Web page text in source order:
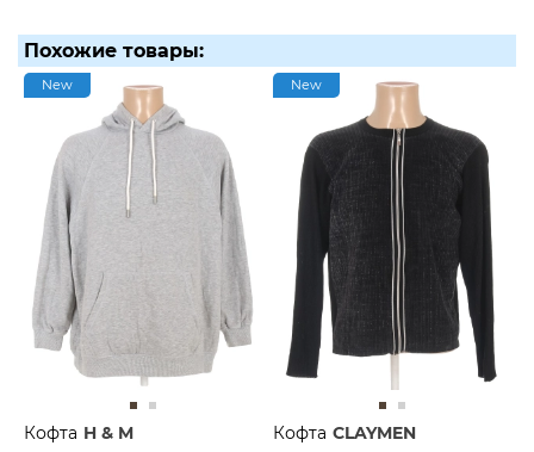
Похожие товары:
New
Кофта H & M
New
Кофта CLAYMEN